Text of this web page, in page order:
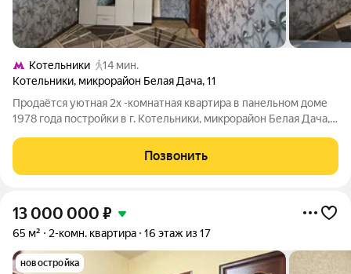
Котельники
14 мин.
Котельники, микрорайон Белая Дача,11
Продаётся уютная 2х -комнатная квартира в панельном доме
1978 года постройки в г. Котельники, микрорайон Белая Дача,
транспортная доступность: От метро Котельники можно
доехать на маршрутке 4к
Позвонить
13 000 000 ₽
65 м² 2-комн. квартира 16 этаж из 17
новостройка